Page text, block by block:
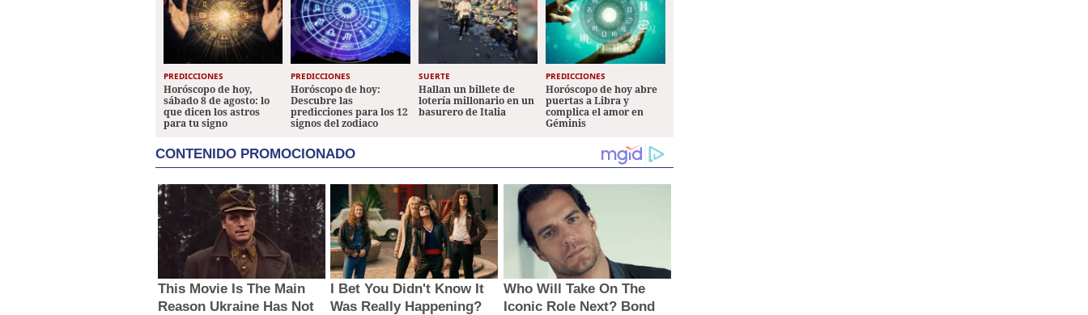
PREDICCIONES
Horóscopo de hoy,
sábado 8 de agosto: lo
que dicen los astros
para tu signo
PREDICCIONES
Horóscopo de hoy:
Descubre las
predicciones para los 12
signos del zodiaco
SUERTE
Hallan un billete de
lotería millonario en un
basurero de Italia
PREDICCIONES
Horóscopo de hoy abre
puertas a Libra y
complica el amor en
Géminis
CONTENIDO PROMOCIONADO
This Movie Is The Main
Reason Ukraine Has Not
I Bet You Didn't Know It
Was Really Happening?
Who Will Take On The
Iconic Role Next? Bond